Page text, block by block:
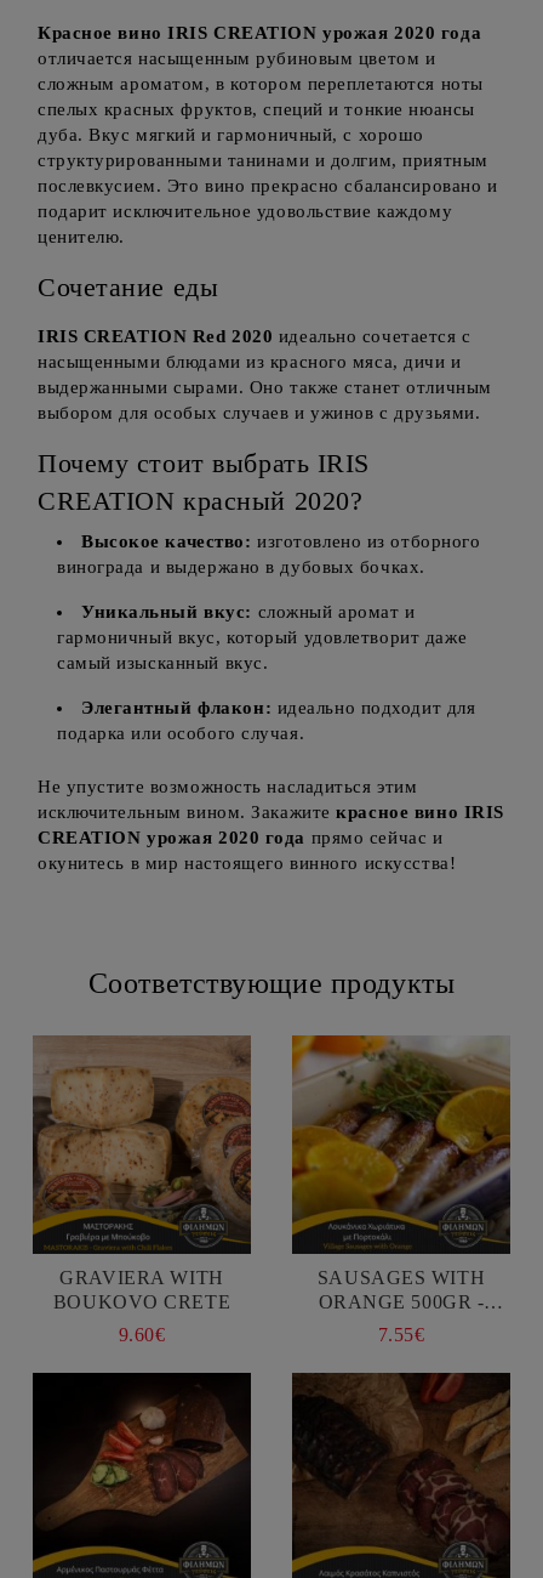
Красное вино IRIS CREATION урожая 2020 года
отличается насыщенным рубиновым цветом и
сложным ароматом, в котором переплетаются ноты
спелых красных фруктов, специй и тонкие нюансы
дуба. Вкус мягкий и гармоничный, с хорошо
структурированными танинами и долгим, приятным
послевкусием. Это вино прекрасно сбалансировано и
подарит исключительное удовольствие каждому
ценителю.
Сочетание еды
IRIS CREATION Red 2020 идеально сочетается с
насыщенными блюдами из красного мяса, дичи и
выдержанными сырами. Оно также станет отличным
выбором для особых случаев и ужинов с друзьями.
Почему стоит выбрать IRIS
CREATION красный 2020?
Высокое качество: изготовлено из отборного
винограда и выдержано в дубовых бочках.
Уникальный вкус: сложный аромат и
гармоничный вкус, который удовлетворит даже
самый изысканный вкус.
Элегантный флакон: идеально подходит для
подарка или особого случая.
Не упустите возможность насладиться этим
исключительным вином. Закажитекрасное вино IRIS
CREATION урожая 2020 года прямо сейчас и
окунитесь в мир настоящего винного искусства!
Соответствующие продукты
GRAVIERA WITH
BOUKOVO CRETE
9.60€
SAUSAGES WITH
ORANGE 500GR -
FILIMON GEUSEIS
7.55€